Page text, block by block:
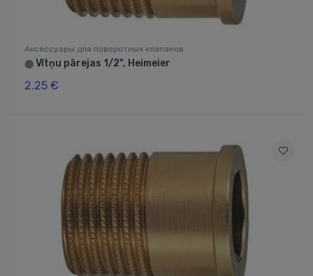
Аксессуары для поворотных клапанов
⬤ Vītņu pārejas 1/2", Heimeier
2.25 €